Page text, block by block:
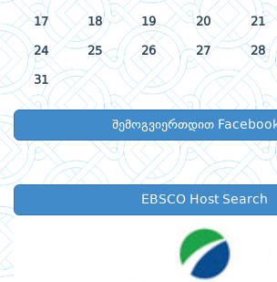
17 18 19 20 21
24 25 26 27 28
31
შემოგვიერთდით
EBSCO Host Search